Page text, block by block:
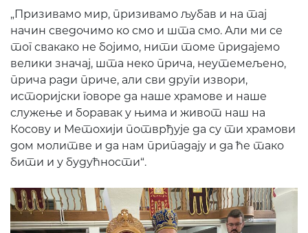
„Призивамо мир, призивамо љубав и на тај
начин сведочимо ко смо и шта смо. Али ми се
тог свакако не бојимо, нити томе придајемо
велики значај, шта неко прича, неутемељено,
прича ради приче, али сви други извори,
историјски говоре да наше храмове и наше
служење и боравак у њима и живот наш на
Косову и Метохији потврђује да су ти храмови
дом молитве и да нам припадају и да ће тако
бити и у будућности“.